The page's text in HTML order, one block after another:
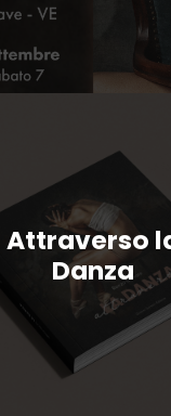
Attraverso
Danza